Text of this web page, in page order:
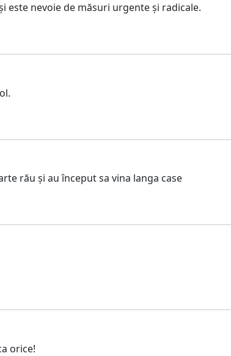
este nevoie de măsuri urgente și radicale.
rău și au început sa vina langa case
orice!